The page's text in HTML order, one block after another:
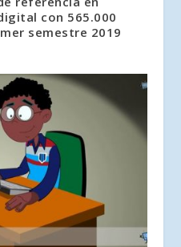
con 565.000
semestre 2019